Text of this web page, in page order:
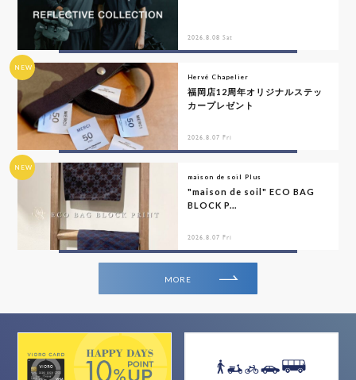
2026.8.08 Sat
NEW
Hervé Chapelier
福岡店12周年オリジナルステッ
カープレゼント
2026.8.07 Fri
NEW
maison de soil Plus
"maison de soil" ECO BAG
BLOCK P...
2026.8.07 Fri
MORE